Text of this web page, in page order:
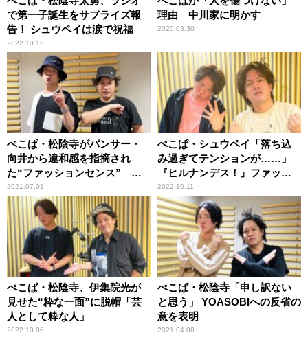
で第一子誕生をサプライズ報
告！ シュウペイは涙で祝福
2022.10.12
理由 中川家に明かす
2020.03.30
ぺこぱ・松陰寺がパンサー・
向井から違和感を指摘され
た“ファッションセンス” シ
ュウペイも「すごくわかる」
と共感
2021.07.01
ぺこぱ・シュウペイ「落ち込
み過ぎてテンションが……」
『ヒルナンデス！』ファッシ
ョン企画で本気参戦、結果に
驚き
2022.10.11
ぺこぱ・松陰寺、伊集院光が
見せた“粋な一面”に脱帽「芸
人として粋な人」
2022.10.06
ぺこぱ・松陰寺「申し訳ない
と思う」 YOASOBIへの反省の
意を表明
2021.04.08